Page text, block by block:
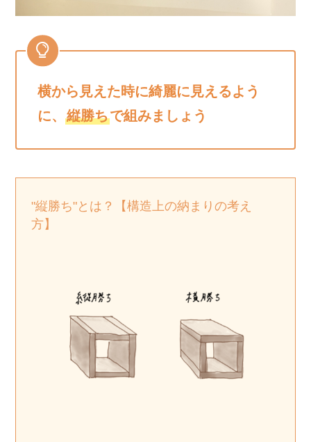
横から見えた時に綺麗に見えるよう
に、 縦勝ちで組みましょう
"縦勝ち"とは？【構造上の納まりの考え
方】